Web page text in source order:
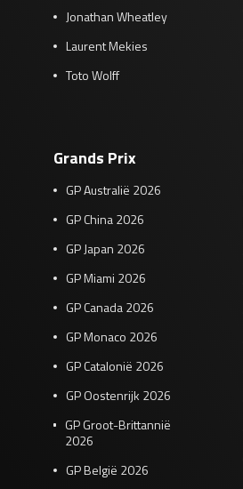
Jonathan Wheatley
Laurent Mekies
Toto Wolff
Grands Prix
GP Australië 2026
GP China 2026
GP Japan 2026
GP Miami 2026
GP Canada 2026
GP Monaco 2026
GP Catalonië 2026
GP Oostenrijk 2026
GP Groot-Brittannië
2026
GP België 2026